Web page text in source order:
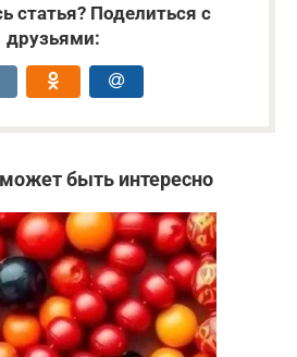
статья? Поделиться с
друзьями:
быть интересно